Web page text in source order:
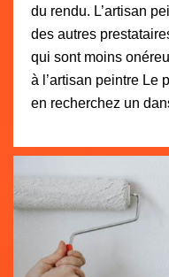
du rendu. L’artisan
des autres
qui sont moins
à l’artisan peintre Le
en recherchez un